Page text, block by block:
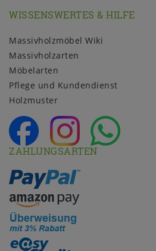
WISSENSWERTES & HILFE
Massivholzmöbel Wiki
Massivholzarten
Möbelarten
Pflege und Kundendienst
Holzmuster
ZAHLUNGSARTEN